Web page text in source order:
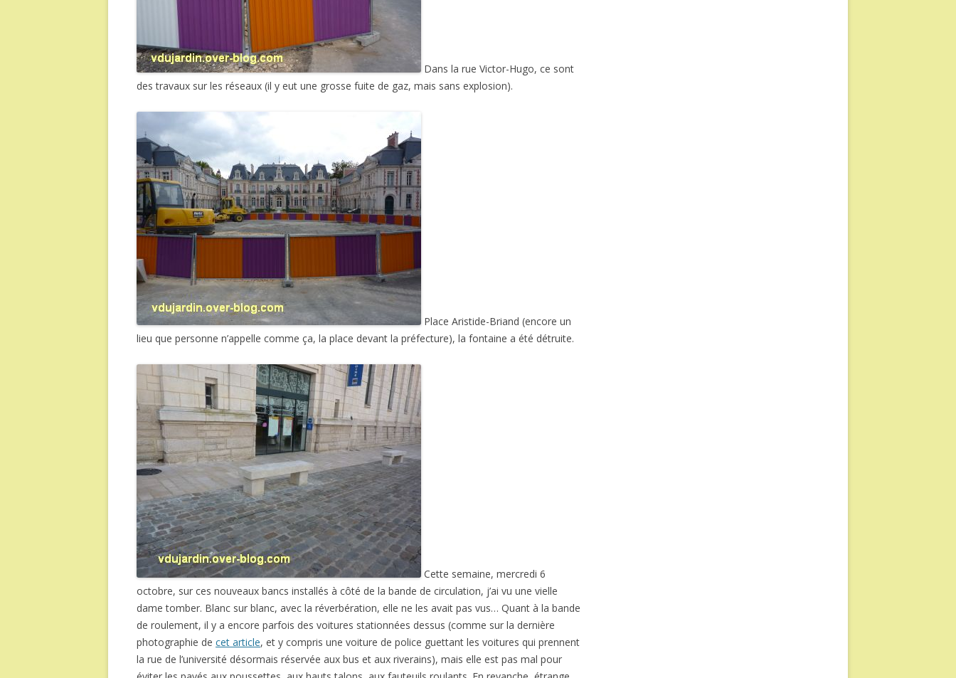
Dans la rue Victor-Hugo, ce sont
des travaux sur les réseaux (il y eut une grosse fuite de gaz, mais sans explosion).
Place Aristide-Briand (encore un
lieu que personne n’appelle comme ça, la place devant la préfecture), la fontaine a été détruite.
Cette semaine, mercredi 6
octobre, sur ces nouveaux bancs installés à côté de la bande de circulation, j’ai vu une vielle
dame tomber. Blanc sur blanc, avec la réverbération, elle ne les avait pas vus… Quant à la bande
de roulement, il y a encore parfois des voitures stationnées dessus (comme sur la dernière
photographie de cet article, et y compris une voiture de police guettant les voitures qui prennent
la rue de l’université désormais réservée aux bus et aux riverains), mais elle est pas mal pour